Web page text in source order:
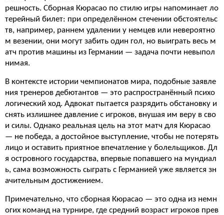
решность. Сборная Кюрасао по стилю игры напоминает ло
терейный билет: при определённом стечении обстоятельс
тв, например, раннем удалении у немцев или невероятно
м везении, они могут забить один гол, но выиграть весь м
атч против машины из Германии — задача почти невыпол
нимая.
В контексте истории чемпионатов мира, подобные заявле
ния тренеров дебютантов — это распространённый психо
логический ход. Адвокат пытается разрядить обстановку и
снять излишнее давление с игроков, внушая им веру в сво
и силы. Однако реальная цель на этот матч для Кюрасао
— не победа, а достойное выступление, чтобы не потерять
лицо и оставить приятное впечатление у болельщиков. Дл
я островного государства, впервые попавшего на мундиал
ь, сама возможность сыграть с Германией уже является зн
ачительным достижением.
Примечательно, что сборная Кюрасао — это одна из немн
огих команд на турнире, где средний возраст игроков прев